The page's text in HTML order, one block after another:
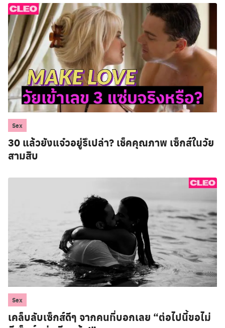
Search
for:
Sex
30 แล้วยังแจ๋วอยู่รึเปล่า? เช็คคุณภาพ เซ็กส์ในวัย
สามสิบ
Sex
เคล็บลับเซ็กส์ดีๆ จากคนที่บอกเลย “ต่อไปนี้ขอไม่